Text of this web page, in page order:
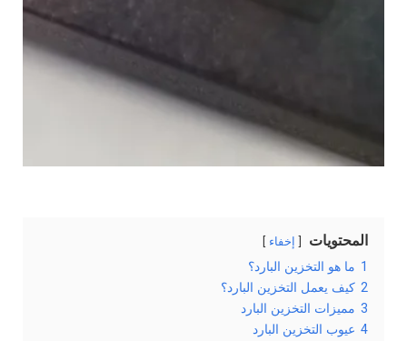
المحتويات إخفاء
1 ما هو التخزين البارد؟
2 كيف يعمل التخزين البارد؟
3 مميزات التخزين البارد
4 عيوب التخزين البارد